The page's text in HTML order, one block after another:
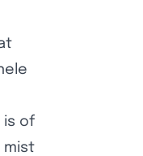
is of
mist